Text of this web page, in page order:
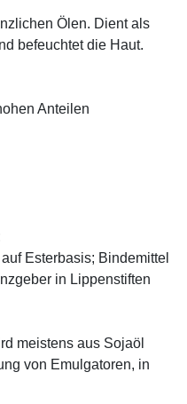
Ölen. Dient als
befeuchtet die Haut.
Anteilen
Esterbasis; Bindemittel
in Lippenstiften
meistens aus Sojaöl
von Emulgatoren, in